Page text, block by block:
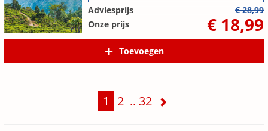
Adviesprijs
€ 28,99
Onze prijs
€ 18,99
Toevoegen
1 2 .. 32